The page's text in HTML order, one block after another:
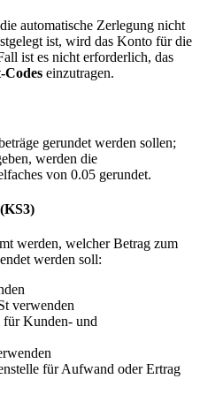
automatische Zerlegung nicht
ist, wird das Konto für die
ist es nicht erforderlich, das
einzutragen.
gerundet werden sollen;
werden die
von 0.05 gerundet.
werden, welcher Betrag zum
werden soll:
verwenden
Kunden- und
für Aufwand oder Ertrag